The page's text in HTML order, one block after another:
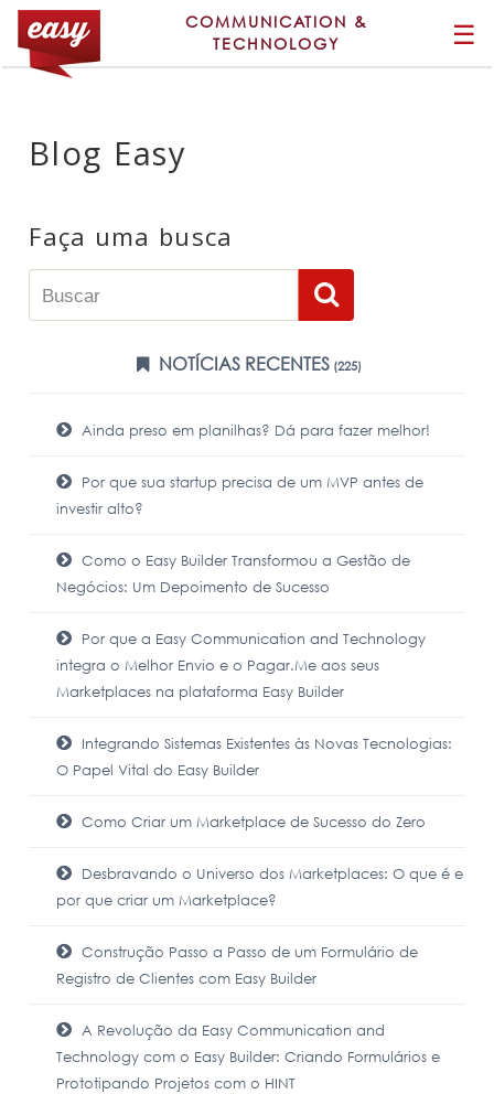
COMMUNICATION &
TECHNOLOGY
☰
Blog Easy
Faça uma busca
NOTÍCIAS RECENTES(225)
Ainda preso em planilhas? Dá para fazer melhor!
Por que sua startup precisa de um MVP antes de
investir alto?
Como o Easy Builder Transformou a Gestão de
Negócios: Um Depoimento de Sucesso
Por que a Easy Communication and Technology
integra o Melhor Envio e o Pagar.Me aos seus
Marketplaces na plataforma Easy Builder
Integrando Sistemas Existentes às Novas Tecnologias:
O Papel Vital do Easy Builder
Como Criar um Marketplace de Sucesso do Zero
Desbravando o Universo dos Marketplaces: O que é e
por que criar um Marketplace?
Construção Passo a Passo de um Formulário de
Registro de Clientes com Easy Builder
A Revolução da Easy Communication and
Technology com o Easy Builder: Criando Formulários e
Prototipando Projetos com o HINT